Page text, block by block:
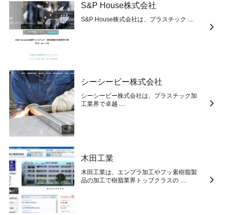
S&P House株式会社
S&P House株式会社は、プラスチック ....
シーシービー株式会社
シーシービー株式会社は、プラスチック加
工業界で卓越 ....
木田工業
木田工業は、エンプラ加工やフッ素樹脂製
品の加工で樹脂業界トップクラスの ....